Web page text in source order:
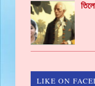
LIKE ON